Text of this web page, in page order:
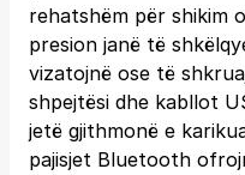
rehatshëm për shikim
presion janë të
vizatojnë ose të
shpejtësi dhe kabllot
jetë gjithmonë e
pajisjet Bluetooth